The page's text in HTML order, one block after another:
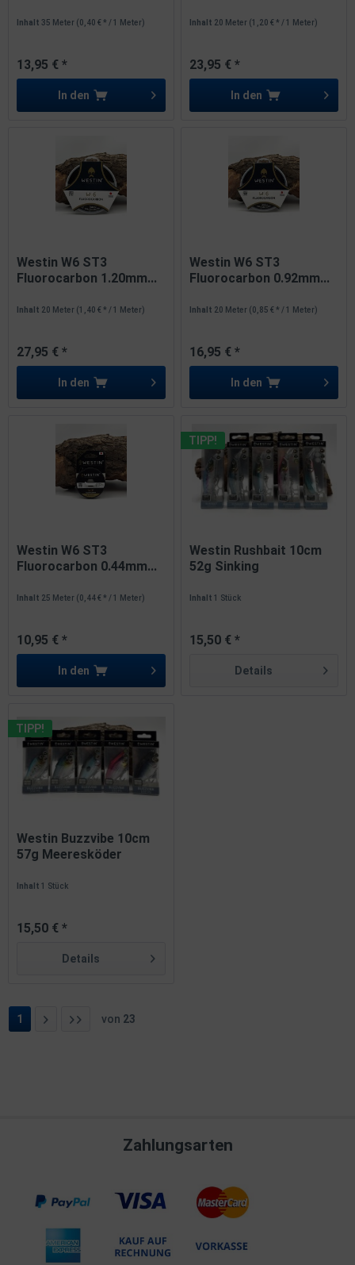
Inhalt35 Meter (0,40 € * / 1 Meter)
13,95 € *
In den
Inhalt 20 Meter (1,20 € * / 1 Meter)
23,95 € *
In den
Westin W6 ST3
Fluorocarbon 1.20mm...
Inhalt 20 Meter (1,40 € * / 1 Meter)
27,95 € *
In den
Westin W6 ST3
Fluorocarbon 0.92mm...
Inhalt 20 Meter (0,85 € * / 1 Meter)
16,95 € *
In den
Westin W6 ST3
Fluorocarbon 0.44mm...
Inhalt 25 Meter (0,44 € * / 1 Meter)
10,95 € *
In den
TIPP!
Westin Rushbait 10cm
52g Sinking
Inhalt1 Stück
15,50 € *
Details
TIPP!
Westin Buzzvibe 10cm
57g Meeresköder
Inhalt1 Stück
15,50 € *
Details
1 von 23
Zahlungsarten